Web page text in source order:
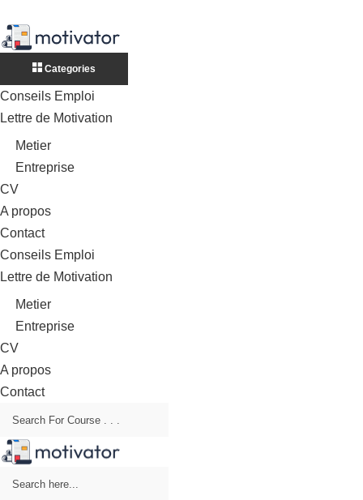
Categories
Conseils Emploi
Lettre de Motivation
Metier
Entreprise
CV
A propos
Contact
Conseils Emploi
Lettre de Motivation
Metier
Entreprise
CV
A propos
Contact